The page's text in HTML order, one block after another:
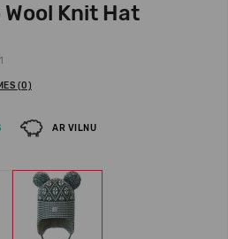
Wool Knit Hat
(0)
AR VILNU